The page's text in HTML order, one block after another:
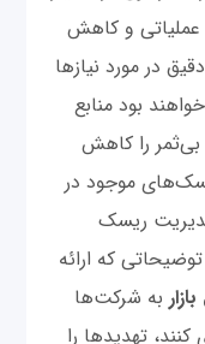
عملیاتی و کاهش
در مورد نیازها
بود منابع
بی‌ثمر را کاهش
موجود در
مدیریت ریسک
که ارائه
به شرکت‌ها
تهدیدها را